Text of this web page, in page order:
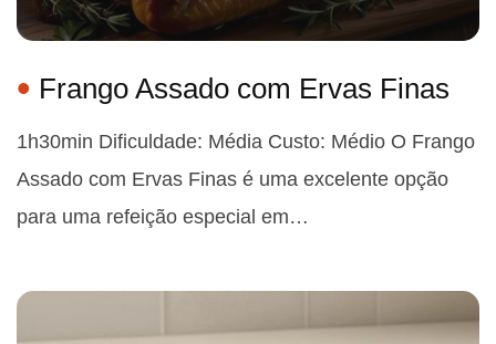
Frango Assado com Ervas Finas
1h30min Dificuldade: Média Custo: Médio O Frango
Assado com Ervas Finas é uma excelente opção
para uma refeição especial em…